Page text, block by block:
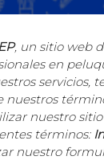
, un sitio web
en
servicios,
nuestro
términos:
nuestro